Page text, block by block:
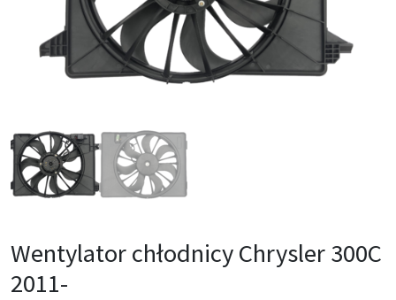
Wentylator chłodnicy Chrysler 300C
2011-